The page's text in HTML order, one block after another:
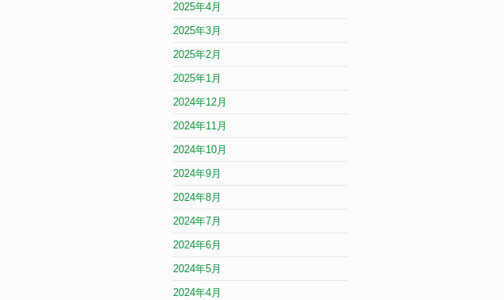
2025年4月
2025年3月
2025年2月
2025年1月
2024年12月
2024年11月
2024年10月
2024年9月
2024年8月
2024年7月
2024年6月
2024年5月
2024年4月